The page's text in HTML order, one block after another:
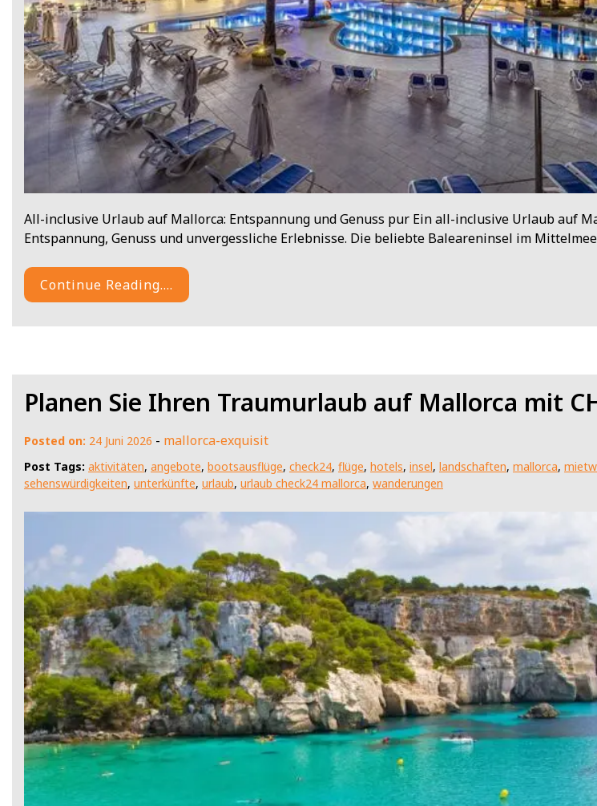
All-inclusive Urlaub auf Mallorca: Entspannung und Genuss pur Ein all-inclusive Urlaub auf
Entspannung, Genuss und unvergessliche Erlebnisse. Die beliebte Baleareninsel im
Continue Reading....
Planen Sie Ihren Traumurlaub auf Mallorca mit
Posted on: 24 Juni 2026 - mallorca-exquisit
Post Tags: aktivitäten, angebote, bootsausflüge, check24, flüge, hotels, insel, landschaften, mallorca,
sehenswürdigkeiten, unterkünfte, urlaub, urlaub check24 mallorca, wanderungen